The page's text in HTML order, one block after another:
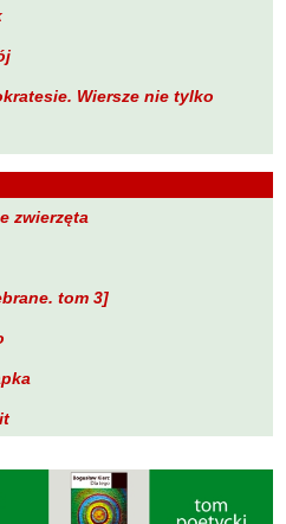
Tkaczyszyn-Dycki
Ryszarda Lenca
Zubińskiego
Wiersze nie tylko
zwierzęta
tom 3]